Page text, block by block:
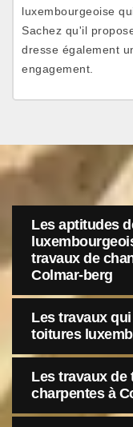
luxembourgeoise
Sachez qu'il
dresse également
engagement.
Les aptitudes
travaux de
Colmar-berg
Les travaux
toitures
Les travaux de
charpentes à